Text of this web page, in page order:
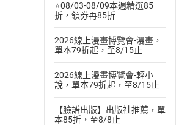
⭐08/03-08/09本週精選85
折，領券再85折
2026線上漫畫博覽會-漫畫，
單本79折起，至8/15止
2026線上漫畫博覽會-輕小
說，單本79折起，至8/15止
【臉譜出版】出版社推薦，單
本85折，至8/8止